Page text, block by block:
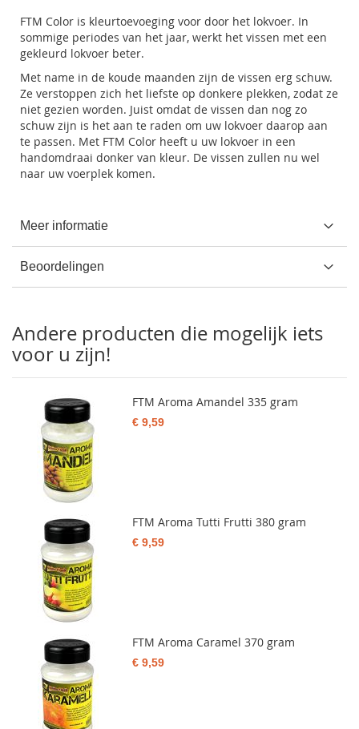
FTM Color is kleurtoevoeging voor door het lokvoer. In
sommige periodes van het jaar, werkt het vissen met een
gekleurd lokvoer beter.
Met name in de koude maanden zijn de vissen erg schuw.
Ze verstoppen zich het liefste op donkere plekken, zodat ze
niet gezien worden. Juist omdat de vissen dan nog zo
schuw zijn is het aan te raden om uw lokvoer daarop aan
te passen. Met FTM Color heeft u uw lokvoer in een
handomdraai donker van kleur. De vissen zullen nu wel
naar uw voerplek komen.
Meer informatie
Beoordelingen
Andere producten die mogelijk iets
voor u zijn!
FTM Aroma Amandel 335 gram
€ 9,59
FTM Aroma Tutti Frutti 380 gram
€ 9,59
FTM Aroma Caramel 370 gram
€ 9,59